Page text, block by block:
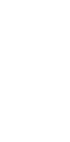
式会社
は珍しい「海外ブ
コストパフォー